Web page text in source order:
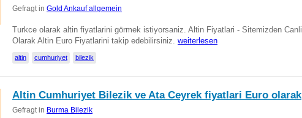
Gefragt in Gold Ankauf allgemein
Turkce olarak altin fiyatlarini görmek istiyorsaniz. Altin Fiyatlari - Sitemizden Canli
Olarak Altin Euro Fiyatlarini takip edebilirsiniz. weiterlesen
altin cumhuriyet bilezik
Altin Cumhuriyet Bilezik ve Ata Ceyrek fiyatlari Euro olarak
Gefragt in Burma Bilezik